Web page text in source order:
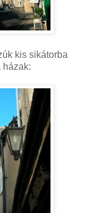
kis sikátorba
házak: